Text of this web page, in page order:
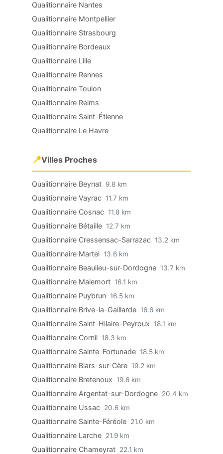
Qualitionnaire Nantes
Qualitionnaire Montpellier
Qualitionnaire Strasbourg
Qualitionnaire Bordeaux
Qualitionnaire Lille
Qualitionnaire Rennes
Qualitionnaire Toulon
Qualitionnaire Reims
Qualitionnaire Saint-Étienne
Qualitionnaire Le Havre
📍Villes Proches
Qualitionnaire Beynat 9.8 km
Qualitionnaire Vayrac 11.7 km
Qualitionnaire Cosnac 11.8 km
Qualitionnaire Bétaille 12.7 km
Qualitionnaire Cressensac-Sarrazac 13.2 km
Qualitionnaire Martel 13.6 km
Qualitionnaire Beaulieu-sur-Dordogne 13.7 km
Qualitionnaire Malemort 16.1 km
Qualitionnaire Puybrun 16.5 km
Qualitionnaire Brive-la-Gaillarde 16.6 km
Qualitionnaire Saint-Hilaire-Peyroux 18.1 km
Qualitionnaire Cornil 18.3 km
Qualitionnaire Sainte-Fortunade 18.5 km
Qualitionnaire Biars-sur-Cère 19.2 km
Qualitionnaire Bretenoux 19.6 km
Qualitionnaire Argentat-sur-Dordogne 20.4 km
Qualitionnaire Ussac 20.6 km
Qualitionnaire Sainte-Féréole 21.0 km
Qualitionnaire Larche 21.9 km
Qualitionnaire Chameyrat 22.1 km